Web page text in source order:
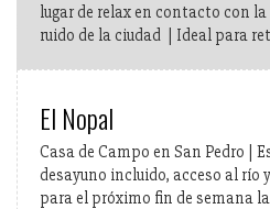
lugar de relax en contacto con
ruido de la ciudad | Ideal para
El Nopal
Casa de Campo en San Pedro |
desayuno incluido, acceso al río
para el próximo fin de semana